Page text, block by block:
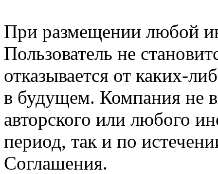
При размещении любой
Пользователь не
отказывается от каких-
в будущем. Компания не
авторского или любого
период, так и по
Соглашения.